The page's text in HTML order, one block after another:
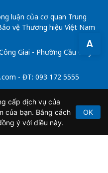
A
luận của cơ quan Trung
vệ Thương hiệu Việt Nam
Giai - Phường Cầu Giấy -
- ĐT: 093 172 5555
số 64/GP-BTTTT do Bộ
21/2/2020.
cấp dịch vụ của
của bạn. Bằng cách
ý với điều này.
OK